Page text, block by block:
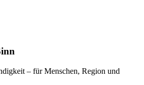
– für Menschen, Region und